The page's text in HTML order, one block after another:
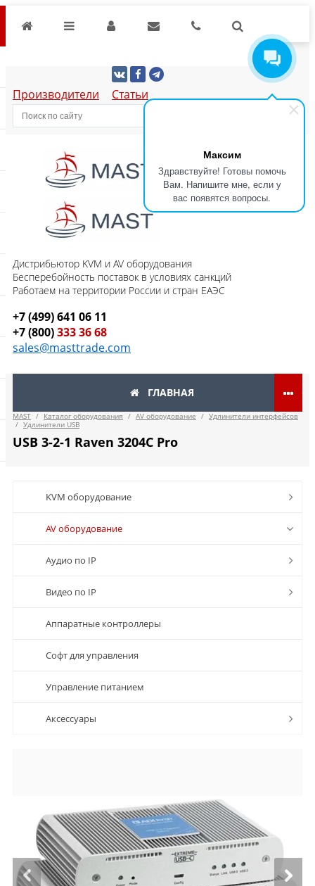
Максим
Здравствуйте! Готовы помочь
Вам. Напишите мне, если у
вас появятся вопросы.
Производители Статьи
Дистрибьютор KVM и AV оборудования
Бесперебойность поставок в условиях санкций
Работаем на территории России и стран ЕАЭС
+7 (499) 641 06 11
+7 (800)333 36 68
sales@masttrade.com
ГЛАВНАЯ
MAST / Каталог оборудования / AV оборудование / Удлинители интерфейсов
/ Удлинители USB
USB 3-2-1 Raven 3204C Pro
KVM оборудование
AV оборудование
Аудио по IP
Видео по IP
Аппаратные контроллеры
Софт для управления
Управление питанием
Аксессуары